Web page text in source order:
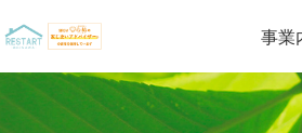
事業
遺品整理・生前整理 特殊清